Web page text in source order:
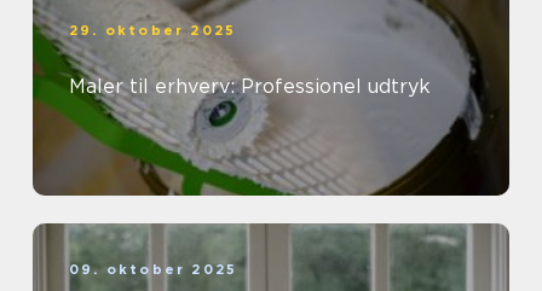
29. oktober 2025
Maler til erhverv: Professionel udtryk
09. oktober 2025